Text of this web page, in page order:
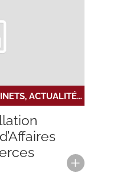
ACTUALITÉS DES CABINETS, ACTUALITÉS DU RÉSEAU, NOUVELLE INSTALLATION